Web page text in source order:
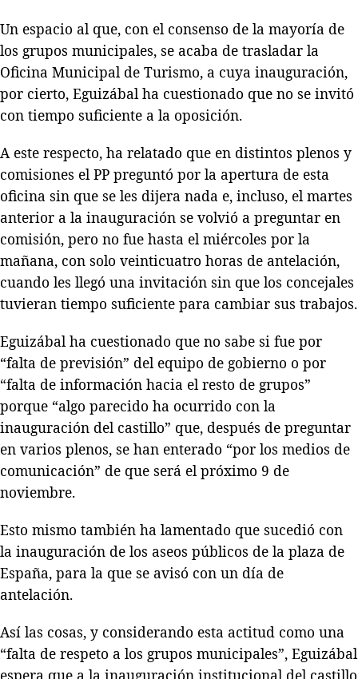
Un espacio al que, con el consenso de la mayoría de
los grupos municipales, se acaba de trasladar la
Oficina Municipal de Turismo, a cuya inauguración,
por cierto, Eguizábal ha cuestionado que no se invitó
con tiempo suficiente a la oposición.
A este respecto, ha relatado que en distintos plenos y
comisiones el PP preguntó por la apertura de esta
oficina sin que se les dijera nada e, incluso, el martes
anterior a la inauguración se volvió a preguntar en
comisión, pero no fue hasta el miércoles por la
mañana, con solo veinticuatro horas de antelación,
cuando les llegó una invitación sin que los concejales
tuvieran tiempo suficiente para cambiar sus trabajos.
Eguizábal ha cuestionado que no sabe si fue por
“falta de previsión” del equipo de gobierno o por
“falta de información hacia el resto de grupos”
porque “algo parecido ha ocurrido con la
inauguración del castillo” que, después de preguntar
en varios plenos, se han enterado “por los medios de
comunicación” de que será el próximo 9 de
noviembre.
Esto mismo también ha lamentado que sucedió con
la inauguración de los aseos públicos de la plaza de
España, para la que se avisó con un día de
antelación.
Así las cosas, y considerando esta actitud como una
“falta de respeto a los grupos municipales”, Eguizábal
espera que a la inauguración institucional del castillo